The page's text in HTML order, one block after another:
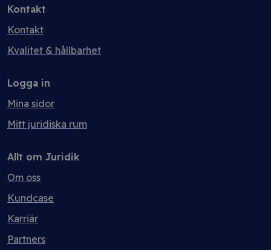
Kontakt
Kontakt
Kvalitet & hållbarhet
Logga in
Mina sidor
Mitt juridiska rum
Allt om Juridik
Om oss
Kundcase
Karriär
Partners